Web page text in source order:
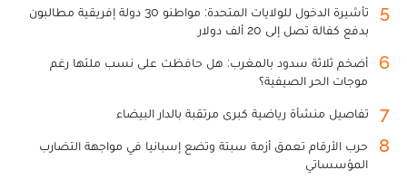
5
تأشيرة الدخول للولايات المتحدة: مواطنو 30 دولة إفريقية مطالبون
بدفع كفالة تصل إلى 20 ألف دولار
6
أضخم ثلاثة سدود بالمغرب: هل حافظت على نسب ملئها رغم
موجات الحر الصيفية؟
7 تفاصيل منشأة رياضية كبرى مرتقبة بالدار البيضاء
8
حرب الأرقام تعمق أزمة سبتة وتضع إسبانيا في مواجهة التضارب
المؤسساتي